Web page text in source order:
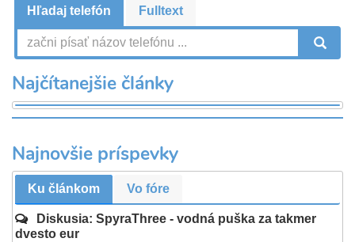
Hľadaj telefón Fulltext
Najčítanejšie články
Najnovšie príspevky
Ku článkom Vo fóre
Diskusia: SpyraThree - vodná puška za takmer
dvesto eur